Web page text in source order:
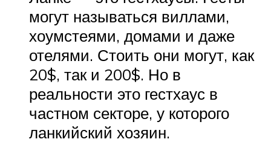
могут называться виллами,
хоумстеями, домами и даже
отелями. Стоить они могут, как
20$, так и 200$. Но в
реальности это гестхаус в
частном секторе, у которого
ланкийский хозяин.